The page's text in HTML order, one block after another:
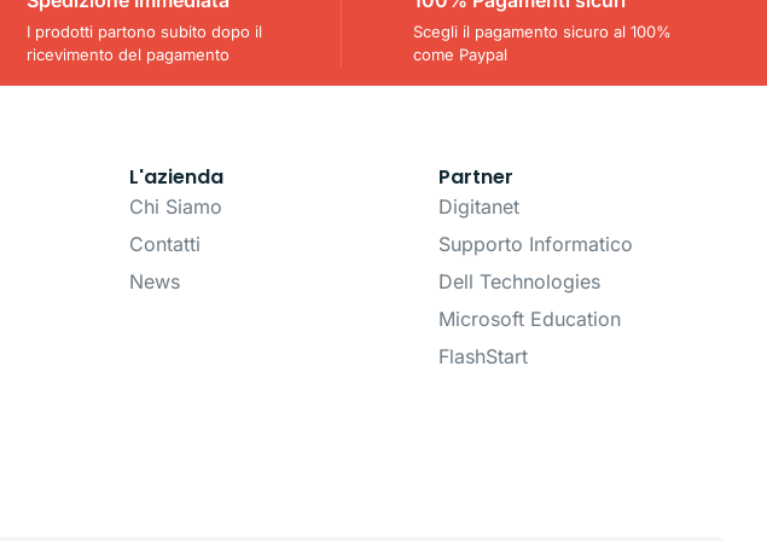
I prodotti partono subito dopo il
ricevimento del pagamento
Scegli il pagamento sicuro al 100%
come Paypal
L'azienda
Chi Siamo
Contatti
News
Partner
Digitanet
Supporto Informatico
Dell Technologies
Microsoft Education
FlashStart